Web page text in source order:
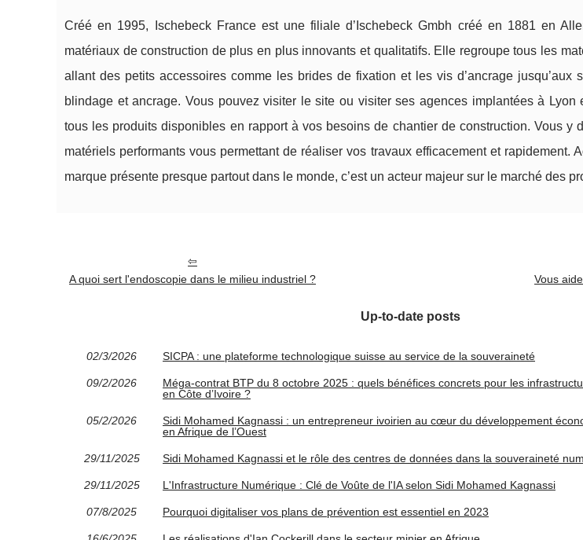
Créé en 1995, Ischebeck France est une filiale d’Ischebeck Gmbh créé en 1881 en
matériaux de construction de plus en plus innovants et qualitatifs. Elle regroupe tous les
allant des petits accessoires comme les brides de fixation et les vis d’ancrage jusqu’aux
blindage et ancrage. Vous pouvez visiter le site ou visiter ses agences implantées à Lyon
tous les produits disponibles en rapport à vos besoins de chantier de construction. Vous y
matériels performants vous permettant de réaliser vos travaux efficacement et rapidement.
marque présente presque partout dans le monde, c’est un acteur majeur sur le marché des
A quoi sert l'endoscopie dans le milieu industriel ? Vous
Up-to-date posts
02/3/2026 SICPA : une plateforme technologique suisse au service de la souveraineté
09/2/2026
Méga-contrat BTP du 8 octobre 2025 : quels bénéfices concrets pour les
en Côte d’Ivoire ?
05/2/2026
Sidi Mohamed Kagnassi : un entrepreneur ivoirien au cœur du développement
en Afrique de l’Ouest
29/11/2025 Sidi Mohamed Kagnassi et le rôle des centres de données dans la souveraineté
29/11/2025 L'Infrastructure Numérique : Clé de Voûte de l'IA selon Sidi Mohamed Kagnassi
07/8/2025 Pourquoi digitaliser vos plans de prévention est essentiel en 2023